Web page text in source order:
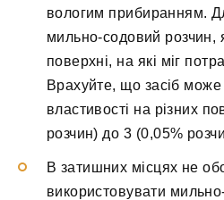
вологим прибиранням.
мильно-содовий розчин,
поверхні, на які міг
Врахуйте, що засіб може
властивості на різних
розчин) до 3 (0,05%
В затишних місцях не
використовувати